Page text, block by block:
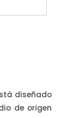
diseñado
de origen